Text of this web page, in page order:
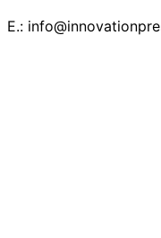
E.: